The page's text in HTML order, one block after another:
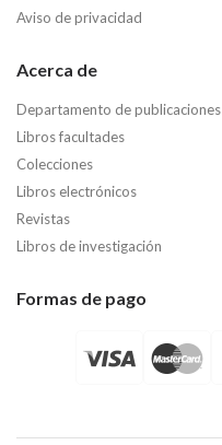
Aviso de privacidad
Acerca de
Departamento de publicaciones
Libros facultades
Colecciones
Libros electrónicos
Revistas
Libros de investigación
Formas de pago